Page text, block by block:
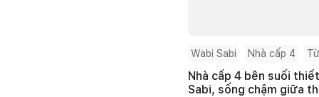
Wabi Sabi Nhà cấp 4
Nhà cấp 4 bên suối
Sabi, sống chậm giữa